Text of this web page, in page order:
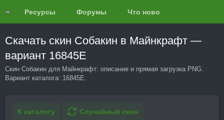
Ресурсы Форумы Что нового?
Скачать скин Собакин в Майнкрафт —
вариант 16845E
Скин Собакин для Майнкрафт: описание и прямая загрузка PNG.
Вариант каталога: 16845E.
К каталогу Случайный скин